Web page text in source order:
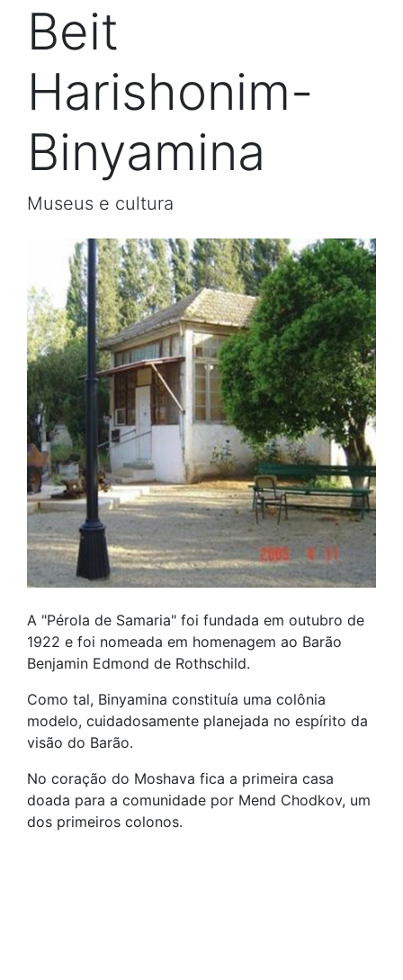
Beit
Harishonim-
Binyamina
Museus e cultura
A "Pérola de Samaria" foi fundada em outubro de
1922 e foi nomeada em homenagem ao Barão
Benjamin Edmond de Rothschild.
Como tal, Binyamina constituía uma colônia
modelo, cuidadosamente planejada no espírito da
visão do Barão.
No coração do Moshava fica a primeira casa
doada para a comunidade por Mend Chodkov, um
dos primeiros colonos.